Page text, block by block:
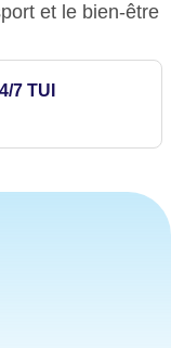
et le bien-être
7 TUI